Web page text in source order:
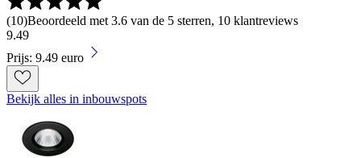
(10)Beoordeeld met 3.6 van de 5 sterren, 10 klantreviews
9.49
Prijs: 9.49 euro
Bekijk alles in inbouwspots